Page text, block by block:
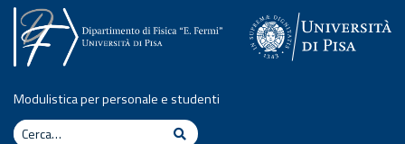
Vai al contenuto
Modulistica per personale e studenti
Cerca
Cerca